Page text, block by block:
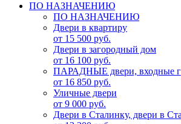
ПО НАЗНАЧЕНИЮ
ПО НАЗНАЧЕНИЮ
Двери в квартиру
от 15 500 руб.
Двери в загородный дом
от 16 100 руб.
ПАРАДНЫЕ двери, входные
от 16 850 руб.
Уличные двери
от 9 000 руб.
Двери в Сталинку, двери в